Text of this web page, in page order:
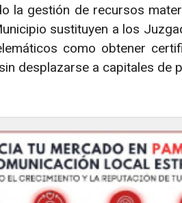
la gestión de recursos
sustituyen a los
como obtener
desplazarse a capitales de